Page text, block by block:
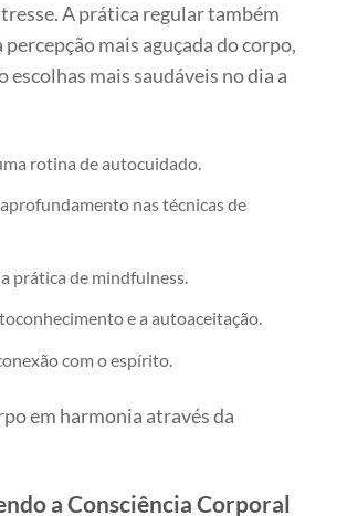
A prática regular também
mais aguçada do corpo,
mais saudáveis no dia a
rotina de autocuidado.
nas técnicas de
prática de mindfulness.
e a autoaceitação.
com o espírito.
a Consciência Corporal